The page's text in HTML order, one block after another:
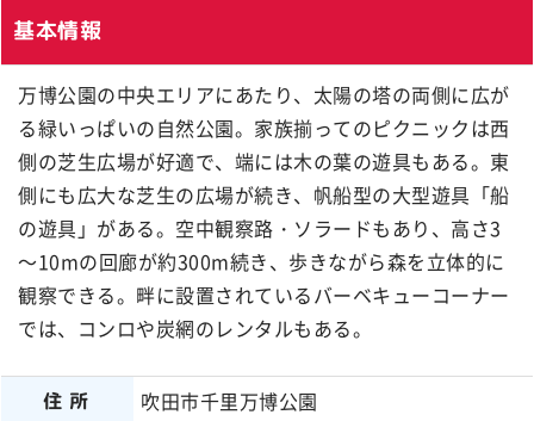
基本情報
万博公園の中央エリアにあたり、太陽の塔の両側に広が
る緑いっぱいの自然公園。家族揃ってのピクニックは西
側の芝生広場が好適で、端には木の葉の遊具もある。東
側にも広大な芝生の広場が続き、帆船型の大型遊具「船
の遊具」がある。空中観察路・ソラードもあり、高さ3
～10mの回廊が約300m続き、歩きながら森を立体的に
観察できる。畔に設置されているバーベキューコーナー
では、コンロや炭網のレンタルもある。
住所 吹田市千里万博公園